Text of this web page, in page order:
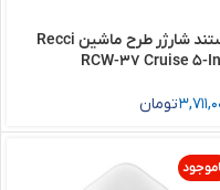
استند شارژر طرح ماشین Recci
RCW-37 Cruise 5-
تومان